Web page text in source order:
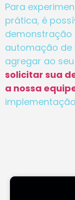
Para
prática, é
demonstração
automação de
agregar ao
solicitar sua
a nossa